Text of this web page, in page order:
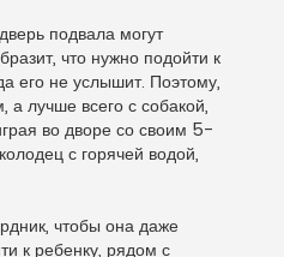
подвала могут
что нужно подойти к
его не услышит. Поэтому,
а лучше всего с собакой,
во дворе со своим 5-
с горячей водой,
чтобы она даже
к ребенку, рядом с